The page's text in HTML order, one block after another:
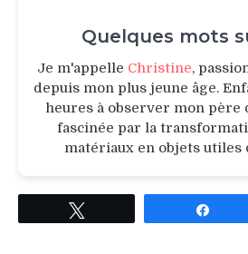
Quelques mots
Je m'appelle Christine,
depuis mon plus jeune âge.
heures à observer mon père
fascinée par la
matériaux en objets utiles